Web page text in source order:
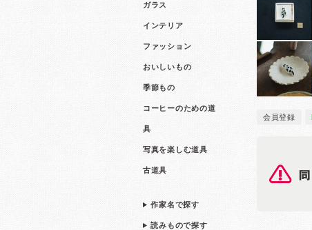
ガラス
インテリア
ファッション
おいしいもの
季節もの
コーヒーのための道
具
写真を楽しむ道具
古道具
作家名で探す
読みもので探す
会員登録